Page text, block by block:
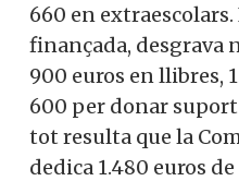
660 en extraescolars.
finançada, desgrava
900 euros en llibres,
600 per donar suport
tot resulta que la
dedica 1.480 euros